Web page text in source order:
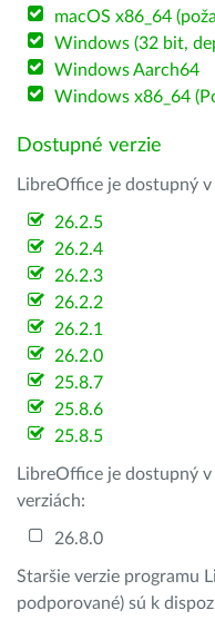
macOS x86_64
Windows (32 bit,
Windows Aarch64
Windows x86_64
Dostupné verzie
LibreOffice je dostupný
26.2.5
26.2.4
26.2.3
26.2.2
26.2.1
26.2.0
25.8.7
25.8.6
25.8.5
LibreOffice je dostupný
verziách:
26.8.0
Staršie verzie programu
podporované) sú k